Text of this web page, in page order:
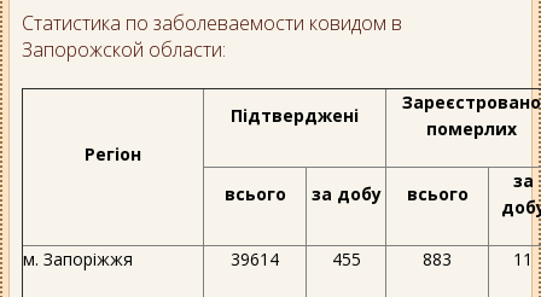
Статистика по заболеваемости ковидом в
Запорожской области:
Регіон
Підтверджені
Зареєстровано
померлих
всього за добу всього
за
м. Запоріжжя 39614 455 883 11